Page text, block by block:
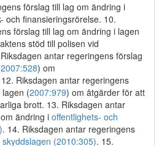
förslag till lag om ändring i
och finansieringsrörelse. 10.
förslag till lag om ändring i lagen
stöd till polisen vid
antar regeringens förslag
2007:528) om
Riksdagen antar regeringens
(2007:979) om åtgärder för att
brott. 13. Riksdagen antar
ändring ioffentlighets- och
. 14. Riksdagen antar regeringens
skyddslagen (2010:305). 15.